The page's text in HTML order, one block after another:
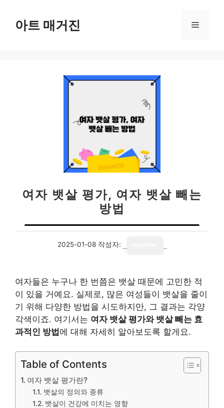
아트 매거진 메
여자 뱃살 평가, 여자 뱃살 빼는
방법
2025-01-08 작성자:
여자들은 누구나 한 번쯤은 뱃살 때문에 고민한 적
이 있을 거예요. 실제로, 많은 여성들이 뱃살을 줄이
기 위해 다양한 방법을 시도하지만, 그 결과는 각양
각색이죠. 여기서는 여자 뱃살 평가와 뱃살 빼는 효
과적인 방법 에 대해 자세히 알아보도록 할게요.
Table of Contents
여자 뱃살 평가란?
뱃살의 정의와 종류
뱃살이 건강에 미치는 영향